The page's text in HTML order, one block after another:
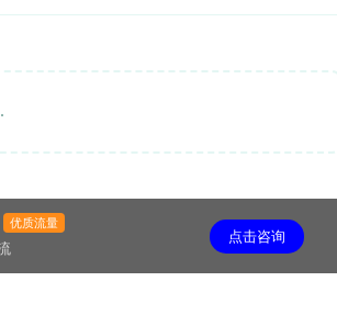
优质流量
点击咨询